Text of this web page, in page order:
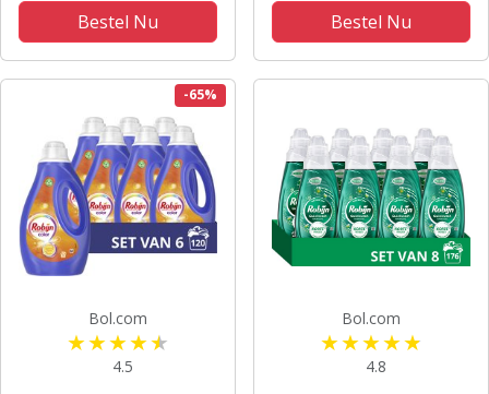
Bestel Nu
Grootverpakking
Bestel Nu
-65%
Bol.com
4.5
Bol.com
4.8